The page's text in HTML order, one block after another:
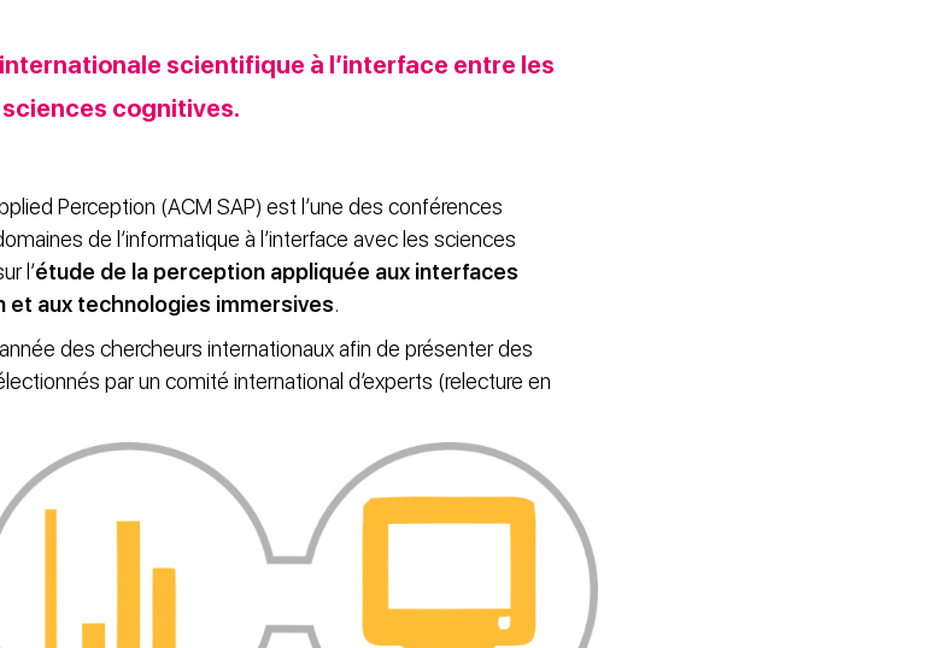
scientifique à l’interface entre les
cognitives.
Perception (ACM SAP) est l’une des conférences
de l’informatique à l’interface avec les sciences
l’étude de la perception appliquée aux interfaces
et aux technologies immersives.
des chercheurs internationaux afin de présenter des
par un comité international d’experts (relecture en